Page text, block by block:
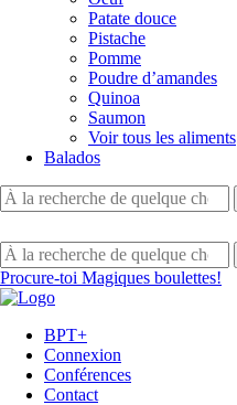
Patate douce
Pistache
Pomme
Poudre d’amandes
Quinoa
Saumon
Voir tous les aliments
Balados
Procure-toi Magiques boulettes!
BPT+
Connexion
Conférences
Contact